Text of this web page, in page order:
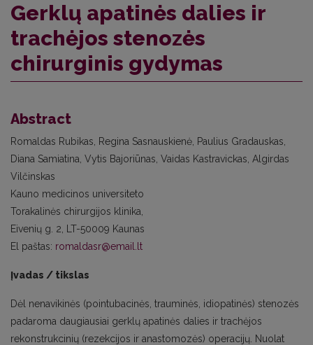
Gerklų apatinės dalies ir
trachėjos stenozės
chirurginis gydymas
Abstract
Romaldas Rubikas, Regina Sasnauskienė, Paulius Gradauskas,
Diana Samiatina, Vytis Bajoriūnas, Vaidas Kastravickas, Algirdas
Vilčinskas
Kauno medicinos universiteto
Torakalinės chirurgijos klinika,
Eivenių g. 2, LT-50009 Kaunas
El paštas: romaldasr@email.lt
Įvadas / tikslas
Dėl nenavikinės (pointubacinės, trauminės, idiopatinės) stenozės
padaroma daugiausiai gerklų apatinės dalies ir trachėjos
rekonstrukcinių (rezekcijos ir anastomozės) operacijų. Nuolat